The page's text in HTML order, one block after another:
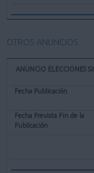
OTROS ANUNCIOS
ANUNCIO ELECCIONES